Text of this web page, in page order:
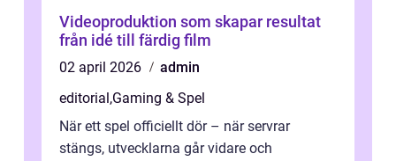
Videoproduktion som skapar resultat
från idé till färdig film
02 april 2026
admin
editorial,Gaming & Spel
När ett spel officiellt dör – när servrar
stängs, utvecklarna går vidare och